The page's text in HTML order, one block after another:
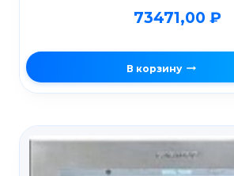
73471,00 ₽
В корзину